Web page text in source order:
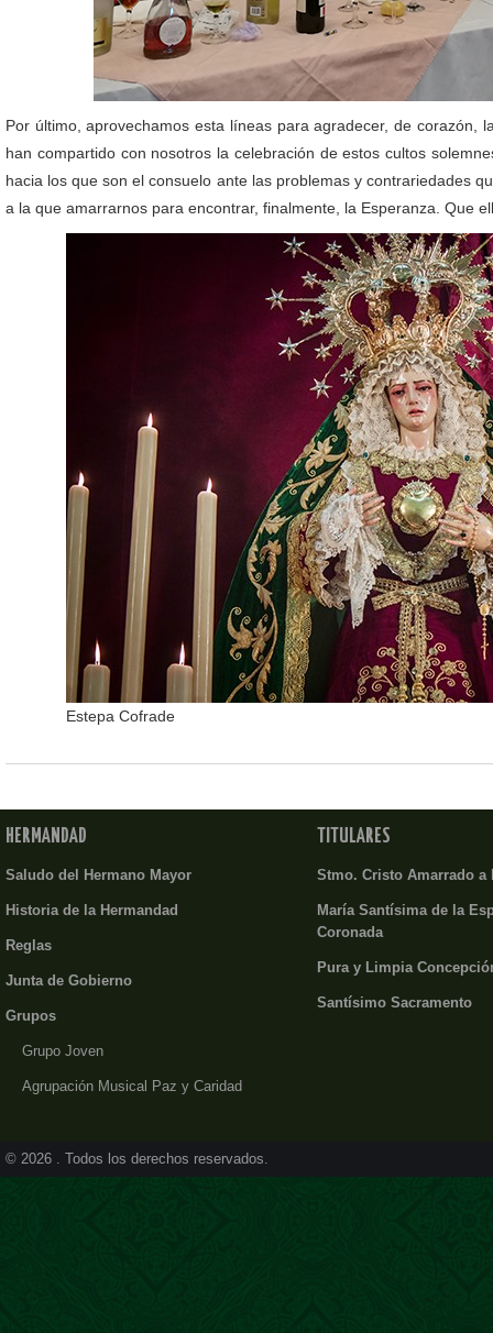
Por último, aprovechamos esta líneas para agradecer, de corazón,
han compartido con nosotros la celebración de estos cultos
hacia los que son el consuelo ante las problemas y contrariedades
a la que amarrarnos para encontrar, finalmente, la Esperanza. Que
Estepa Cofrade
HERMANDAD
Saludo del Hermano Mayor
Historia de la Hermandad
Reglas
Junta de Gobierno
Grupos
Grupo Joven
Agrupación Musical Paz y Caridad
TITULARES
Stmo. Cristo Amarrado a
María Santísima de la
Coronada
Pura y Limpia
Santísimo Sacramento
© 2026 . Todos los derechos reservados.